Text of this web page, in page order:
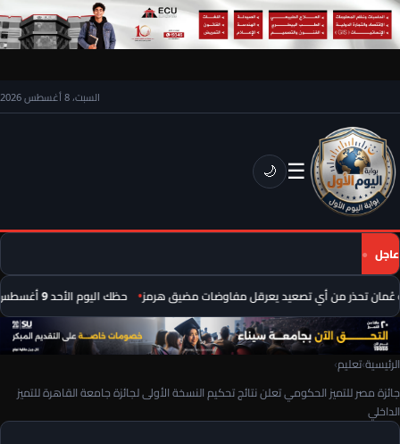
السبت، 8 أغسطس 2026
☰
🌙
عاجل
تحذر من أي تصعيد يعرقل مفاوضات مضيق هرمز حظك اليوم الأحد 9 أغسطس 2026.. توقعات الأبراج على الصعيد المهني والعاطفي
الرئيسية›تعليم›
جائزة مصر للتميز الحكومي تعلن نتائج تحكيم النسخة الأولى لجائزة جامعة القاهرة للتميز
الداخلي